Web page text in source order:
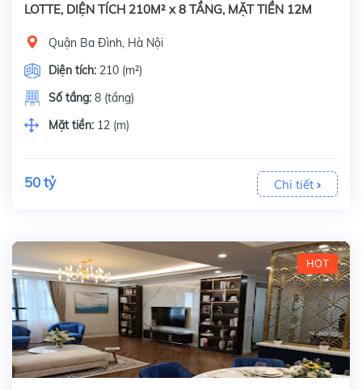
LOTTE, DIỆN TÍCH 210M² x 8 TẦNG, MẶT TIỀN 12M
Quận Ba Đình, Hà Nội
Diện tích: 210 (m²)
Số tầng: 8 (tầng)
Mặt tiền: 12 (m)
50 tỷ Chi tiết
HOT